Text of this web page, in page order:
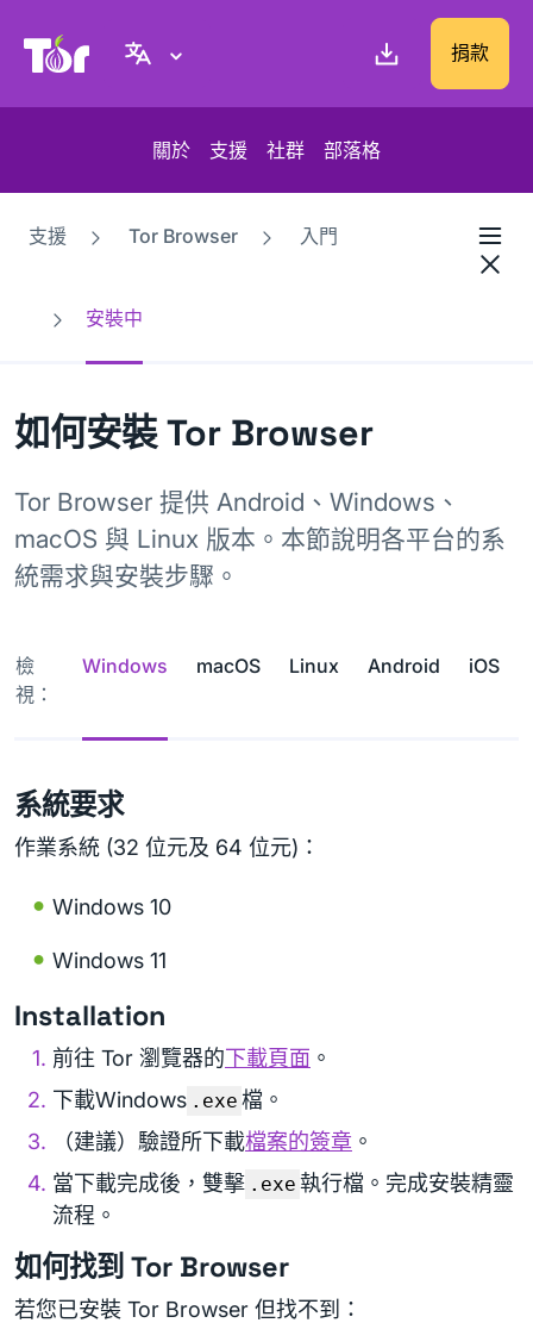
Tor Project 網站 捐款
關於 支援 社群 部落格
支援 Tor Browser 入門
安裝中
如何安裝 Tor Browser
Tor Browser 提供 Android、Windows、
macOS 與 Linux 版本。本節說明各平台的系
統需求與安裝步驟。
檢
視：
Windows macOS Linux Android iOS
系統要求
作業系統 (32 位元及 64 位元)：
Windows 10
Windows 11
Installation
前往 Tor 瀏覽器的下載頁面 。
下載Windows .exe 檔。
（建議）驗證所下載檔案的簽章 。
當下載完成後，雙擊 .exe 執行檔。完成安裝精靈
流程。
如何找到 Tor Browser
若您已安裝 Tor Browser 但找不到：